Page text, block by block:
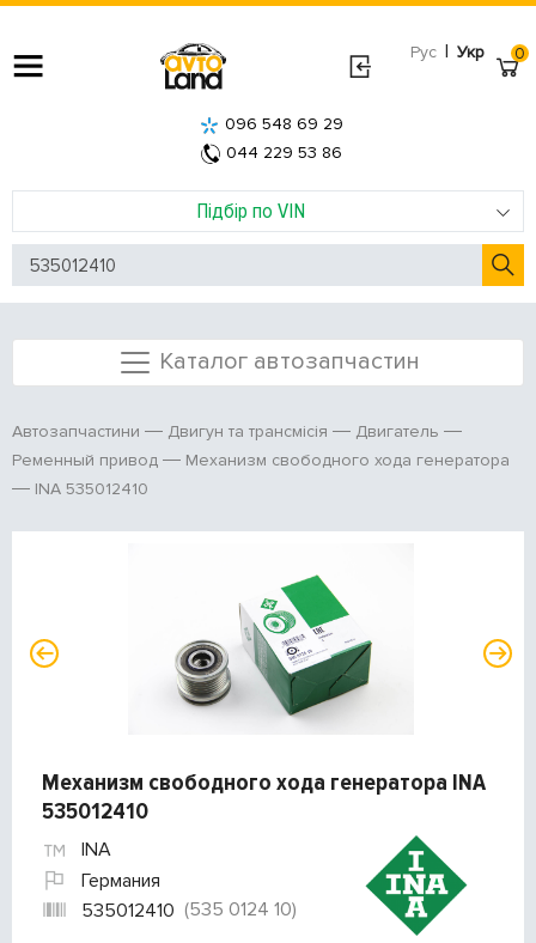
Рус | Укр
Підбір по VIN
096 548 69 29
044 229 53 86
0
Каталог автозапчастин
Автозапчастини Двигун та трансмісія
Двигатель
Ременный привод
Механизм свободного хода генератора
INA 535012410
Механизм свободного хода генератора INA
535012410
INA
Германия
535012410 (535 0124 10)